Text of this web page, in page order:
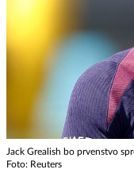
Jack Grealish bo prvenstvo
Foto: Reuters